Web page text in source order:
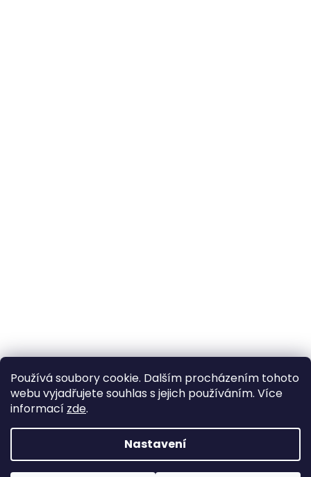
Používá soubory cookie. Dalším procházením tohoto
webu vyjadřujete souhlas s jejich používáním. Více
informací zde.
Nastavení
Pokud u nás nenajdete konkrétní produkt, neváhejte se
Vytvořil Shoptet